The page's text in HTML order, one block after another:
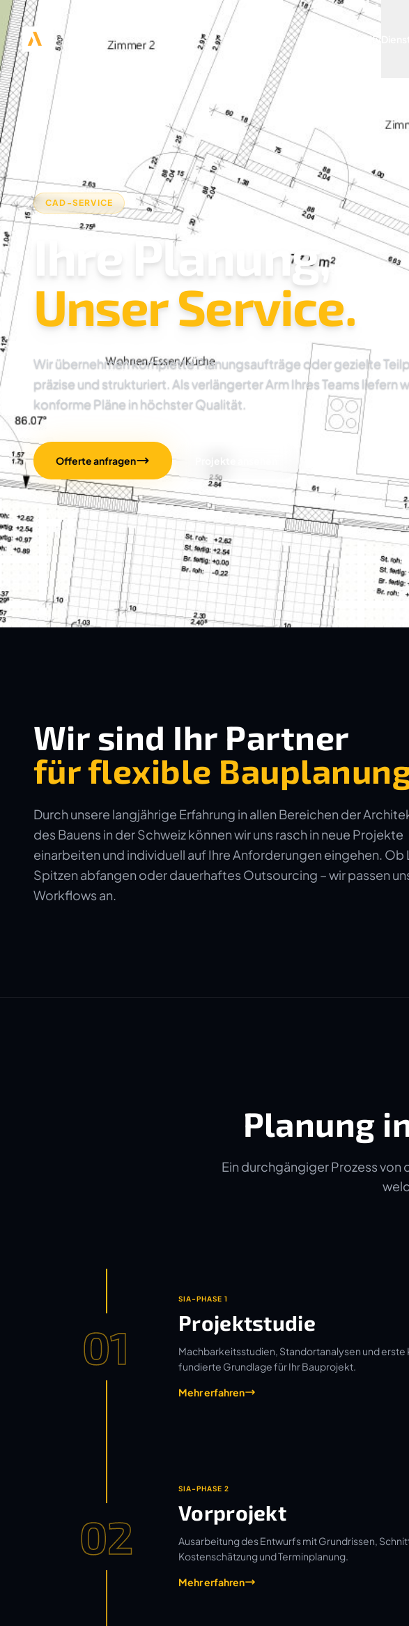
Archify
CAD-SERVICE
Ihre Planung,
Unser Service.
Wir übernehmen komplette Planungsaufträge oder gezielte
präzise und strukturiert. Als verlängerter Arm Ihres Teams liefern
konforme Pläne in höchster Qualität.
Offerte anfragen
Wir sind Ihr Partner
für flexible
Durch unsere langjährige Erfahrung in allen Bereichen der
des Bauens in der Schweiz können wir uns rasch in neue Projekte
einarbeiten und individuell auf Ihre Anforderungen eingehen. Ob
Spitzen abfangen oder dauerhaftes Outsourcing – wir passen
Workflows an.
Planung
Ein durchgängiger Prozess von
01
SIA-PHASE 1
Projektstudie
Machbarkeitsstudien, Standortanalysen und erste
fundierte Grundlage für Ihr Bauprojekt.
Mehr erfahren
02
SIA-PHASE 2
Vorprojekt
Ausarbeitung des Entwurfs mit Grundrissen,
Kostenschätzung und Terminplanung.
Mehr erfahren